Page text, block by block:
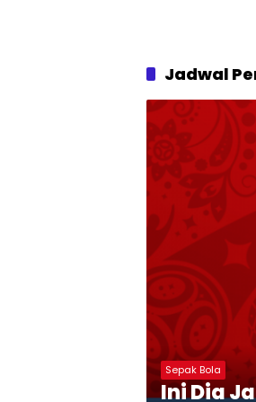
Jadwal
Sepak Bola
Ini Dia